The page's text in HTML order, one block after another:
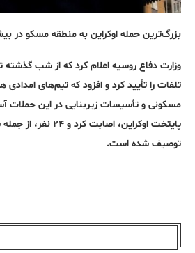
بزرگ‌ترین حمله اوکراین به منطقه مسکو در بیش از یک سال گذشته که
تلفات را تأیید کرد و افزود که تیم‌های
مسکونی و تأسیسات زیربنایی در این
پایتخت
توصیف شده است.